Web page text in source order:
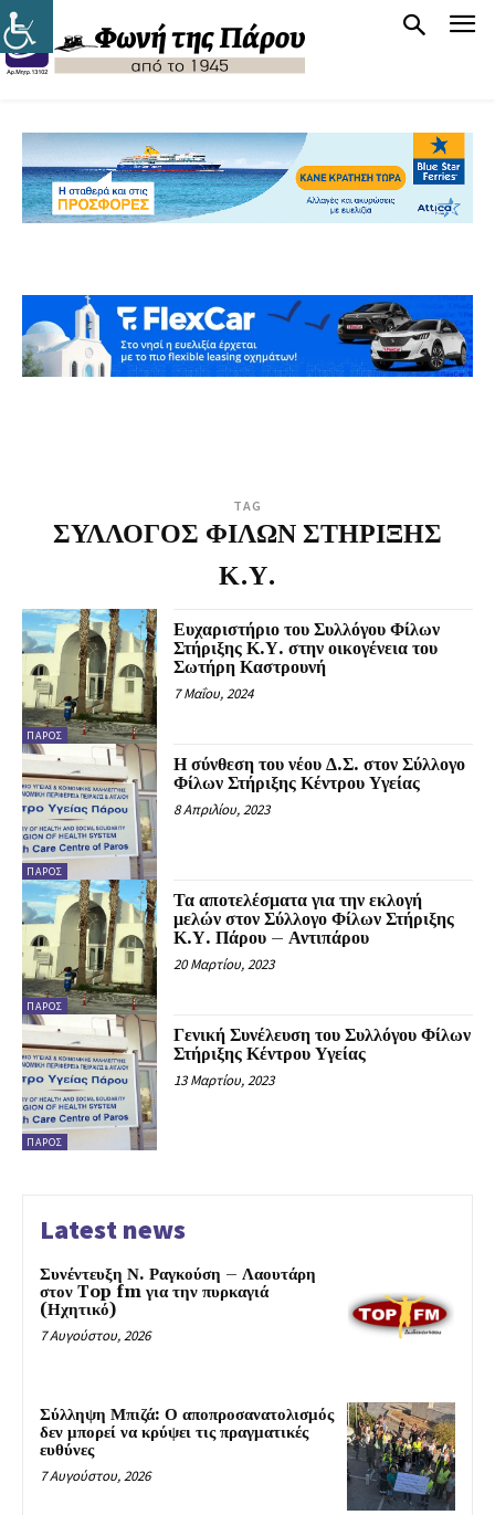
TAG
ΣΥΛΛΟΓΟΣ ΦΙΛΩΝ ΣΤΗΡΙΞΗΣ
Κ.Υ.
ΠΆΡΟΣ
Ευχαριστήριο του Συλλόγου Φίλων
Στήριξης Κ.Υ. στην οικογένεια του
Σωτήρη Καστρουνή
7 Μαΐου, 2024
ΠΆΡΟΣ
Η σύνθεση του νέου Δ.Σ. στον Σύλλογο
Φίλων Στήριξης Κέντρου Υγείας
8 Απριλίου, 2023
ΠΆΡΟΣ
Τα αποτελέσματα για την εκλογή
μελών στον Σύλλογο Φίλων Στήριξης
Κ.Υ. Πάρου – Αντιπάρου
20 Μαρτίου, 2023
ΠΆΡΟΣ
Γενική Συνέλευση του Συλλόγου Φίλων
Στήριξης Κέντρου Υγείας
13 Μαρτίου, 2023
Latest news
Συνέντευξη Ν. Ραγκούση – Λαουτάρη
στον Top fm για την πυρκαγιά
(Ηχητικό)
7 Αυγούστου, 2026
Σύλληψη Μπιζά: Ο αποπροσανατολισμός
δεν μπορεί να κρύψει τις πραγματικές
ευθύνες
7 Αυγούστου, 2026